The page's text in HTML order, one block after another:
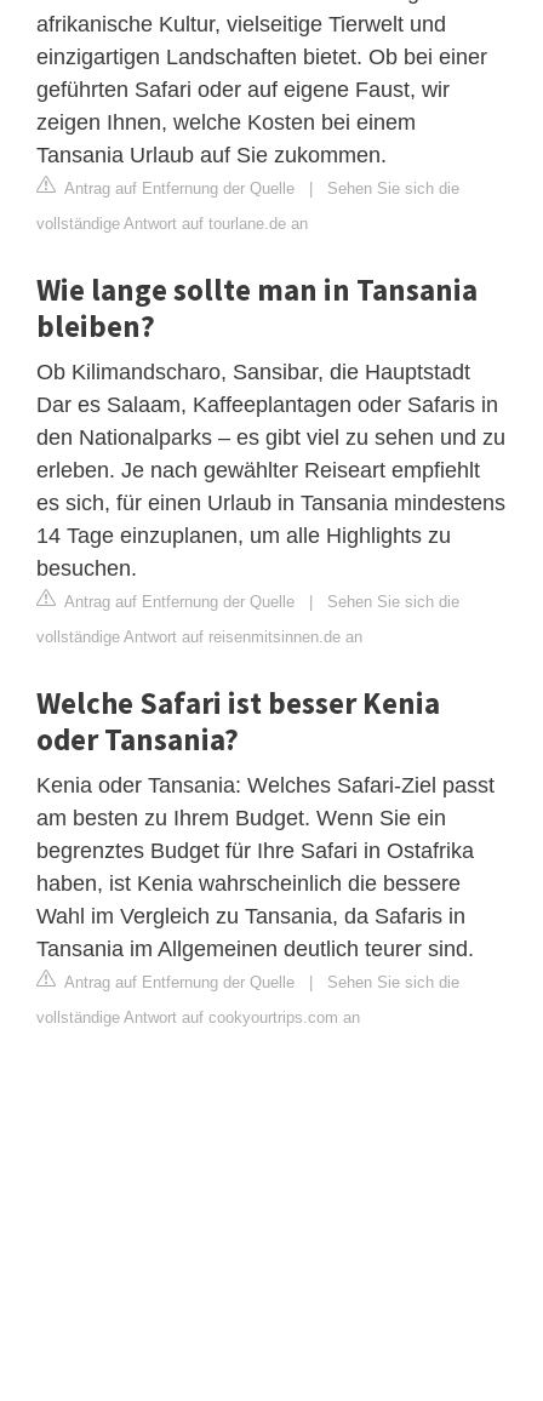
afrikanische Kultur, vielseitige Tierwelt und
einzigartigen Landschaften bietet. Ob bei einer
geführten Safari oder auf eigene Faust, wir
zeigen Ihnen, welche Kosten bei einem
Tansania Urlaub auf Sie zukommen.
Antrag auf Entfernung der Quelle | Sehen Sie sich die
vollständige Antwort auf tourlane.de an
Wie lange sollte man in Tansania
bleiben?
Ob Kilimandscharo, Sansibar, die Hauptstadt
Dar es Salaam, Kaffeeplantagen oder Safaris in
den Nationalparks – es gibt viel zu sehen und zu
erleben. Je nach gewählter Reiseart empfiehlt
es sich, für einen Urlaub in Tansania mindestens
14 Tage einzuplanen, um alle Highlights zu
besuchen.
Antrag auf Entfernung der Quelle | Sehen Sie sich die
vollständige Antwort auf reisenmitsinnen.de an
Welche Safari ist besser Kenia
oder Tansania?
Kenia oder Tansania: Welches Safari-Ziel passt
am besten zu Ihrem Budget. Wenn Sie ein
begrenztes Budget für Ihre Safari in Ostafrika
haben, ist Kenia wahrscheinlich die bessere
Wahl im Vergleich zu Tansania, da Safaris in
Tansania im Allgemeinen deutlich teurer sind.
Antrag auf Entfernung der Quelle | Sehen Sie sich die
vollständige Antwort auf cookyourtrips.com an